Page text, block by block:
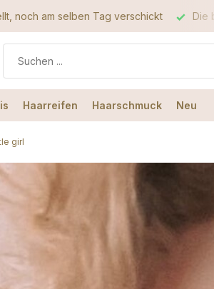
Die beste Qualität Der
Haarreifen Haarschmuck Neu
girl